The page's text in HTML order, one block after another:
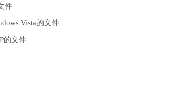
件
Vista的文件
的文件